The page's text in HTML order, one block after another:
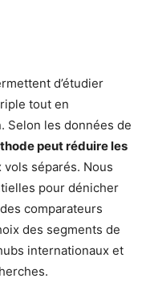
d’étudier
tout en
Selon les données de
peut réduire les
vols séparés. Nous
pour dénicher
comparateurs
des segments de
internationaux et